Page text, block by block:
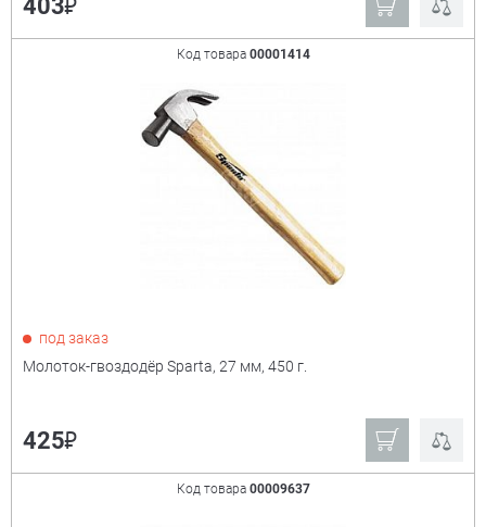
403
Код товара 00001414
под заказ
Молоток-гвоздодёр Sparta, 27 мм, 450 г.
425₽
Код товара 00009637